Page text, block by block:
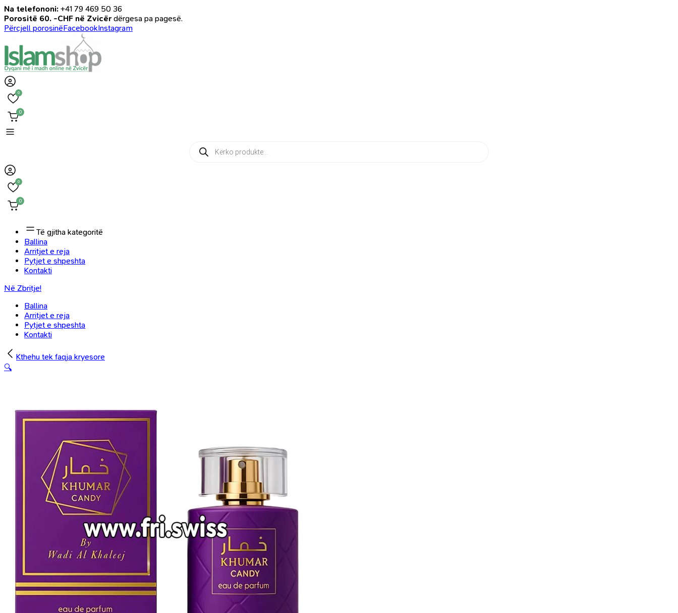
Na telefononi: +41 79 469 50 36
Porositë 60. -CHF në Zvicër dërgesa pa pagesë.
Përcjell porosinëFacebookInstagram
0
0
Products
search
0
0
Të gjitha kategoritë
Ballina
Arritjet e reja
Pytjet e shpeshta
Kontakti
Në Zbritje!
Ballina
Arritjet e reja
Pytjet e shpeshta
Kontakti
Kthehu tek faqja kryesore
🔍